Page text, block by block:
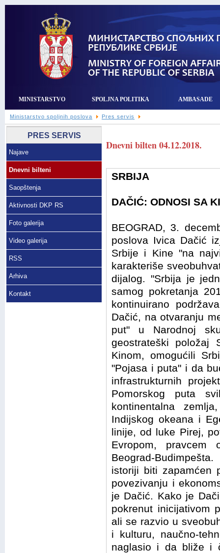
MINISTARSTVO SPOLJNA POLITIKA AMBASADE
Ministarstvo spoljnih poslova Pres servis
PRES SERVIS
Najave
Dnevni bilteni
Saopštenja
Aktivnosti DKP RS
Foto galerija
Video galerija
RSS
Arhiva
Kontakt
Dnevni bilten 04.12.2018.
SRBIJA
DAČIĆ: ODNOSI SA
BEOGRAD, 3.
poslova Ivica Dačić
Srbije i Kine "na
karakteriše
dijalog. "Srbija je
samog pokretanja
kontinuirano
Dačić, na otvaranju
put" u Narodnoj
geostrateški položaj
Kinom, omogućili
"Pojasa i puta" i da
infrastrukturnih
Pomorskog puta
kontinentalna
Indijskog okeana i
linije, od luke Pirej,
Evropom, pravcem
Beograd-
istoriji biti zapamćen
povezivanju i
je Dačić. Kako je
pokrenut inicijativom
ali se razvio u
i kulturu, naučno-
naglasio i da bliže i